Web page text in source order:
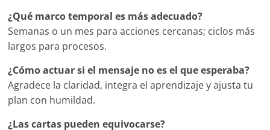
¿Qué marco temporal es más adecuado?
Semanas o un mes para acciones cercanas; ciclos más
largos para procesos.
¿Cómo actuar si el mensaje no es el que esperaba?
Agradece la claridad, integra el aprendizaje y ajusta tu
plan con humildad.
¿Las cartas pueden equivocarse?